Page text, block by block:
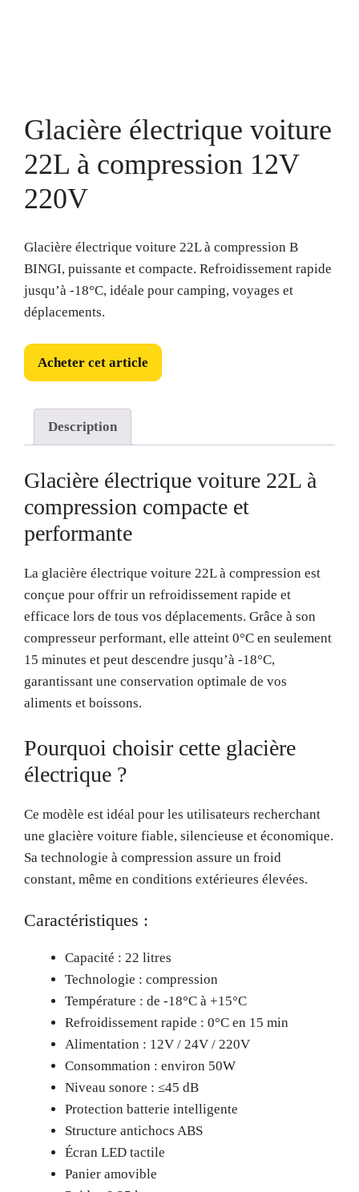
Glacière électrique voiture
22L à compression 12V
220V
Glacière électrique voiture 22L à compression B
BINGI, puissante et compacte. Refroidissement rapide
jusqu’à -18°C, idéale pour camping, voyages et
déplacements.
Acheter cet article
Description
Glacière électrique voiture 22L à
compression compacte et
performante
La glacière électrique voiture 22L à compression est
conçue pour offrir un refroidissement rapide et
efficace lors de tous vos déplacements. Grâce à son
compresseur performant, elle atteint 0°C en seulement
15 minutes et peut descendre jusqu’à -18°C,
garantissant une conservation optimale de vos
aliments et boissons.
Pourquoi choisir cette glacière
électrique ?
Ce modèle est idéal pour les utilisateurs recherchant
une glacière voiture fiable, silencieuse et économique.
Sa technologie à compression assure un froid
constant, même en conditions extérieures élevées.
Caractéristiques :
Capacité : 22 litres
Technologie : compression
Température : de -18°C à +15°C
Refroidissement rapide : 0°C en 15 min
Alimentation : 12V / 24V / 220V
Consommation : environ 50W
Niveau sonore : ≤45 dB
Protection batterie intelligente
Structure antichocs ABS
Écran LED tactile
Panier amovible